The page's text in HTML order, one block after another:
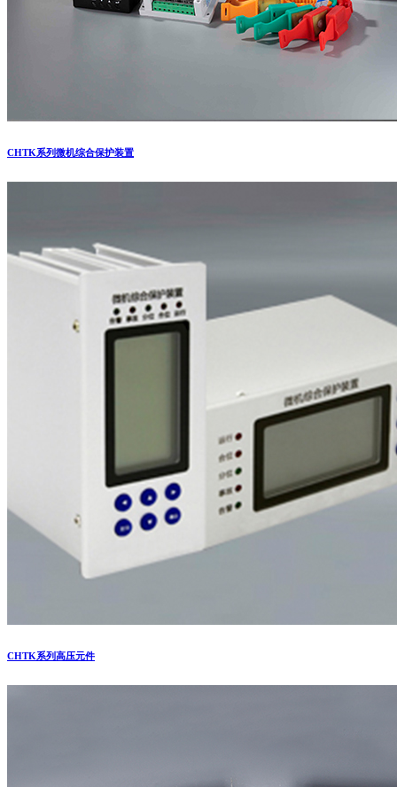
CHTK系列微机综合保护装置
CHTK系列高压元件